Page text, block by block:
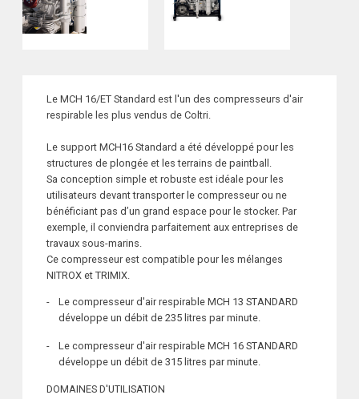
Le MCH 16/ET Standard est l'un des compresseurs d'air
respirable les plus vendus de Coltri.
Le support MCH16 Standard a été développé pour les
structures de plongée et les terrains de paintball.
Sa conception simple et robuste est idéale pour les
utilisateurs devant transporter le compresseur ou ne
bénéficiant pas d’un grand espace pour le stocker. Par
exemple, il conviendra parfaitement aux entreprises de
travaux sous-marins.
Ce compresseur est compatible pour les mélanges
NITROX et TRIMIX.
Le compresseur d'air respirable MCH 13 STANDARD
développe un débit de 235 litres par minute.
Le compresseur d'air respirable MCH 16 STANDARD
développe un débit de 315 litres par minute.
DOMAINES D'UTILISATION